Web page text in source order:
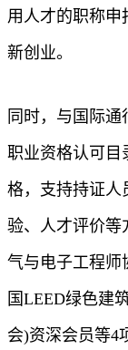
用人才的职称申
新创业。
同时，与国际
职业资格认可目
格，支持持证人
验、人才评价等
气与电子工程师
国LEED绿色建
会)资深会员等4